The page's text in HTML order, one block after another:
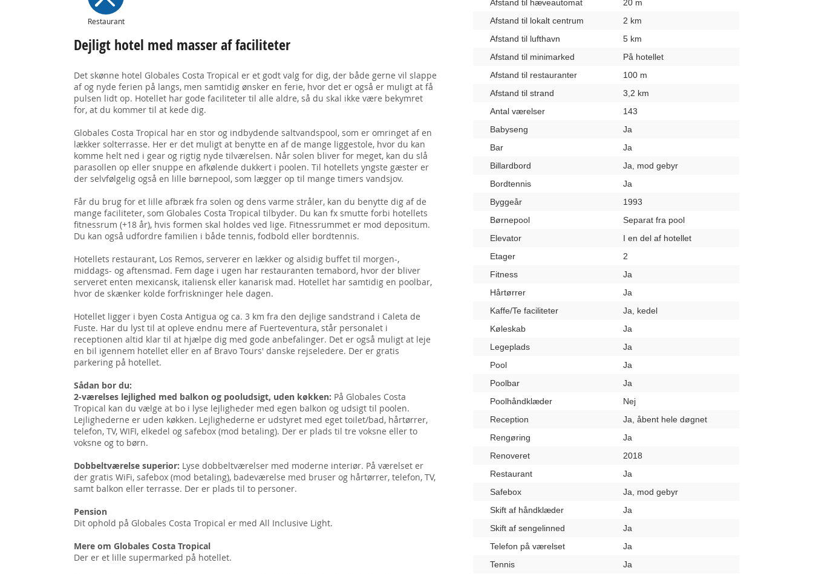
Restaurant
Dejligt hotel med masser af faciliteter
Det skønne hotel Globales Costa Tropical er et godt valg for dig, der både gerne vil slappe
af og nyde ferien på langs, men samtidig ønsker en ferie, hvor det er også er muligt at få
pulsen lidt op. Hotellet har gode faciliteter til alle aldre, så du skal ikke være bekymret
for, at du kommer til at kede dig.
Globales Costa Tropical har en stor og indbydende saltvandspool, som er omringet af en
lækker solterrasse. Her er det muligt at benytte en af de mange liggestole, hvor du kan
komme helt ned i gear og rigtig nyde tilværelsen. Når solen bliver for meget, kan du slå
parasollen op eller snuppe en afkølende dukkert i poolen. Til hotellets yngste gæster er
der selvfølgelig også en lille børnepool, som lægger op til mange timers vandsjov.
Får du brug for et lille afbræk fra solen og dens varme stråler, kan du benytte dig af de
mange faciliteter, som Globales Costa Tropical tilbyder. Du kan fx smutte forbi hotellets
fitnessrum (+18 år), hvis formen skal holdes ved lige. Fitnessrummet er mod depositum.
Du kan også udfordre familien i både tennis, fodbold eller bordtennis.
Hotellets restaurant, Los Remos, serverer en lækker og alsidig buffet til morgen-,
middags- og aftensmad. Fem dage i ugen har restauranten temabord, hvor der bliver
serveret enten mexicansk, italiensk eller kanarisk mad. Hotellet har samtidig en poolbar,
hvor de skænker kolde forfriskninger hele dagen.
Hotellet ligger i byen Costa Antigua og ca. 3 km fra den dejlige sandstrand i Caleta de
Fuste. Har du lyst til at opleve endnu mere af Fuerteventura, står personalet i
receptionen altid klar til at hjælpe dig med gode anbefalinger. Det er også muligt at leje
en bil igennem hotellet eller en af Bravo Tours' danske rejseledere. Der er gratis
parkering på hotellet.
Sådan bor du:
2-værelses lejlighed med balkon og pooludsigt, uden køkken: På Globales Costa
Tropical kan du vælge at bo i lyse lejligheder med egen balkon og udsigt til poolen.
Lejlighederne er uden køkken. Lejlighederne er udstyret med eget toilet/bad, hårtørrer,
telefon, TV, WIFI, elkedel og safebox (mod betaling). Der er plads til tre voksne eller to
voksne og to børn.
Dobbeltværelse superior: Lyse dobbeltværelser med moderne interiør. På værelset er
der gratis WiFi, safebox (mod betaling), badeværelse med bruser og hårtørrer, telefon, TV,
samt balkon eller terrasse. Der er plads til to personer.
Pension
Dit ophold på Globales Costa Tropical er med All Inclusive Light.
Mere om Globales Costa Tropical
Der er et lille supermarked på hotellet.
Afstand til hæveautomat
20 m
Afstand til lokalt centrum
2 km
Afstand til lufthavn
5 km
Afstand til minimarked
På hotellet
Afstand til restauranter
100 m
Afstand til strand
3,2 km
Antal værelser
143
Babyseng
Ja
Bar
Ja
Billardbord
Ja, mod gebyr
Bordtennis
Ja
Byggeår
1993
Børnepool
Separat fra pool
Elevator
I en del af hotellet
Etager
2
Fitness
Ja
Hårtørrer
Ja
Kaffe/Te faciliteter
Ja, kedel
Køleskab
Ja
Legeplads
Ja
Pool
Ja
Poolbar
Ja
Poolhåndklæder
Nej
Reception
Ja, åbent hele døgnet
Rengøring
Ja
Renoveret
2018
Restaurant
Ja
Safebox
Ja, mod gebyr
Skift af håndklæder
Ja
Skift af sengelinned
Ja
Telefon på værelset
Ja
Tennis
Ja